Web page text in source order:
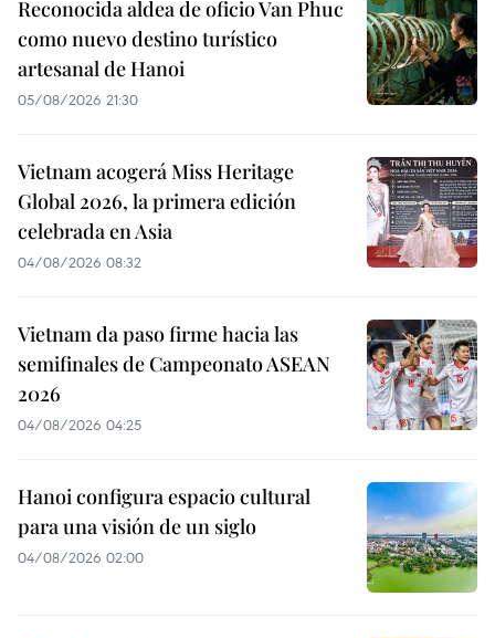
Reconocida aldea de oficio Van Phuc
como nuevo destino turístico
artesanal de Hanoi
05/08/2026 21:30
Vietnam acogerá Miss Heritage
Global 2026, la primera edición
celebrada en Asia
04/08/2026 08:32
Vietnam da paso firme hacia las
semifinales de Campeonato ASEAN
2026
04/08/2026 04:25
Hanoi configura espacio cultural
para una visión de un siglo
04/08/2026 02:00